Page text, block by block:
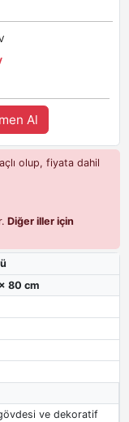
Al
olup, fiyata dahil
Diğer iller için
80 cm
ve dekoratif